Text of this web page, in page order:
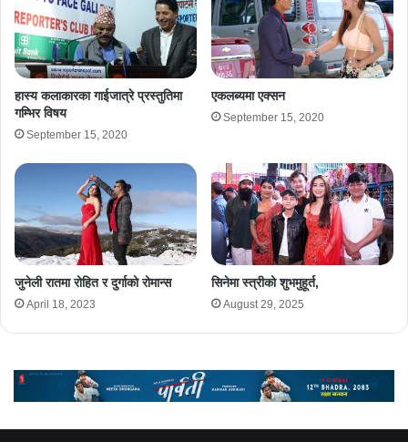
हास्य कलाकारका गाईजात्रे प्रस्तुतिमा
गम्भिर विषय
September 15, 2020
एकलब्यमा एक्सन
September 15, 2020
जुनेली रातमा रोहित र दुर्गाको रोमान्स
April 18, 2023
सिनेमा स्त्रीको शुभमुहूर्त,
August 29, 2025